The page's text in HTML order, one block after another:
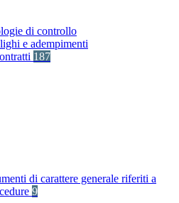
di controllo
e adempimenti
187
di carattere generale riferiti a
9